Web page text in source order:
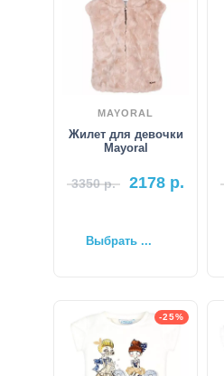
MAYORAL
Жилет для девочки
Mayoral
3350р. 2178 р.
Выбрать ...
-25%